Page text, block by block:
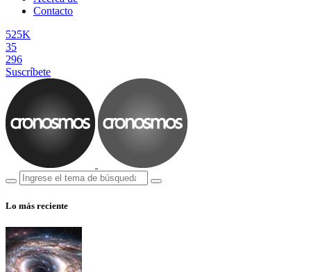
Contacto
525K
35
296
Suscríbete
Lo más reciente